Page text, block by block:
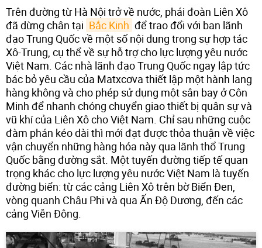
Trên đường từ Hà Nội trở về nước, phái đoàn Liên Xô
đã dừng chân tại Bắc Kinh để trao đổi với ban lãnh
đạo Trung Quốc về một số nội dung trong sự hợp tác
Xô-Trung, cụ thể về sự hỗ trợ cho lực lượng yêu nước
Việt Nam. Các nhà lãnh đạo Trung Quốc ngay lập tức
bác bỏ yêu cầu của Matxcơva thiết lập một hành lang
hàng không và cho phép sử dụng một sân bay ở Côn
Minh để nhanh chóng chuyển giao thiết bị quân sự và
vũ khí của Liên Xô cho Việt Nam. Chỉ sau những cuộc
đàm phán kéo dài thì mới đạt được thỏa thuận về việc
vận chuyển những hàng hóa này qua lãnh thổ Trung
Quốc bằng đường sắt. Một tuyến đường tiếp tế quan
trọng khác cho lực lượng yêu nước Việt Nam là tuyến
đường biển: từ các cảng Liên Xô trên bờ Biển Đen,
vòng quanh Châu Phi và qua Ấn Độ Dương, đến các
cảng Viễn Đông.